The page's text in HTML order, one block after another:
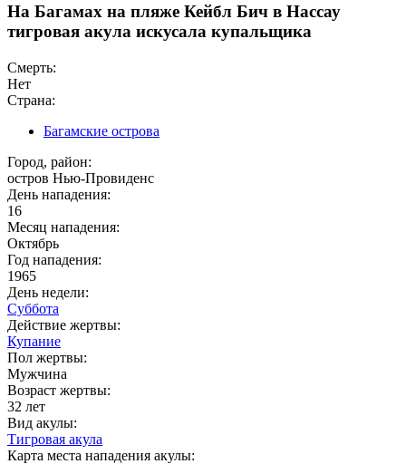
На Багамах на пляже Кейбл Бич в Нассау
тигровая акула искусала купальщика
Смерть:
Нет
Страна:
Багамские острова
Город, район:
остров Нью-Провиденс
День нападения:
16
Месяц нападения:
Октябрь
Год нападения:
1965
День недели:
Суббота
Действие жертвы:
Купание
Пол жертвы:
Мужчина
Возраст жертвы:
32 лет
Вид акулы:
Тигровая акула
Карта места нападения акулы: